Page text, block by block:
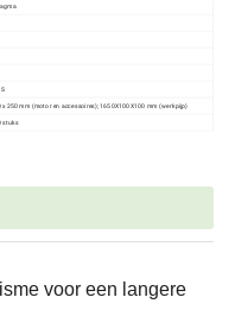
x 250 mm (motor en accessoires); 1650X100X100 mm (werkpijp)
stuks
voor een langere